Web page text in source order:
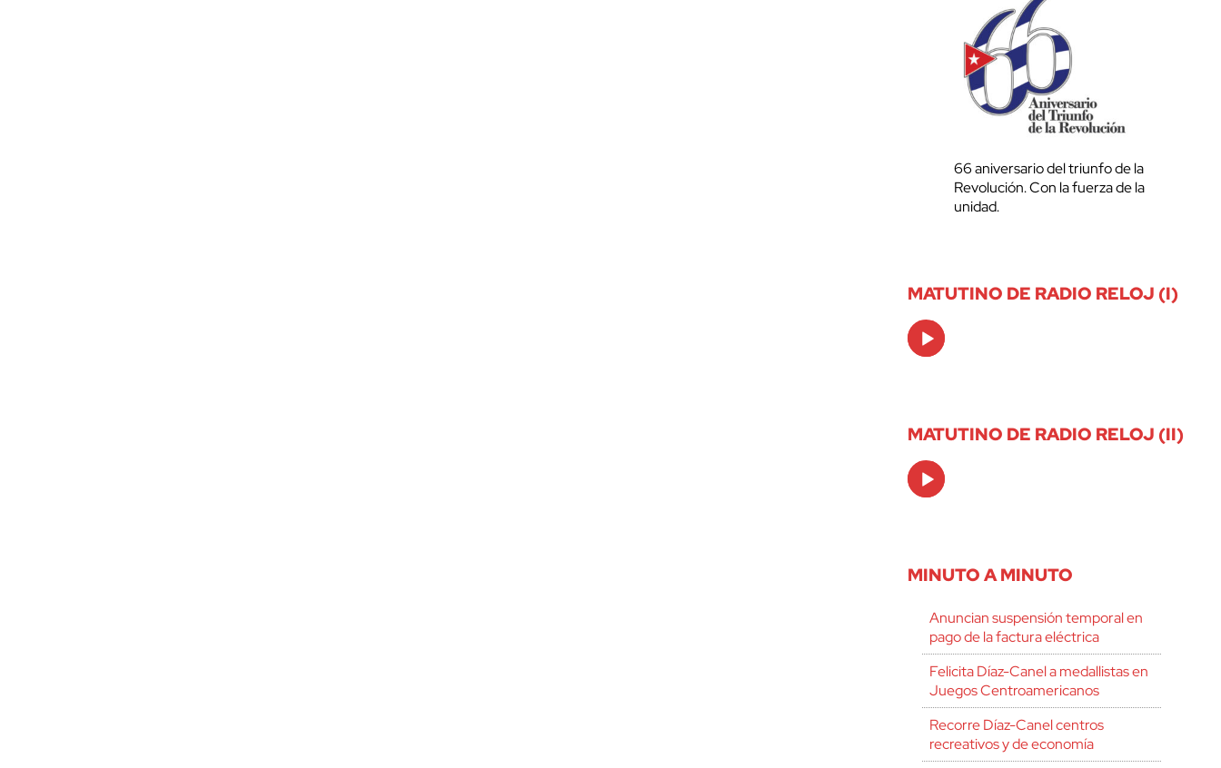
66 aniversario del triunfo de la
Revolución. Con la fuerza de la
unidad.
MATUTINO DE RADIO RELOJ (I)
Audio
Player
MATUTINO DE RADIO RELOJ (II)
Audio
Player
MINUTO A MINUTO
Anuncian suspensión temporal en
pago de la factura eléctrica
Felicita Díaz-Canel a medallistas en
Juegos Centroamericanos
Recorre Díaz-Canel centros
recreativos y de economía